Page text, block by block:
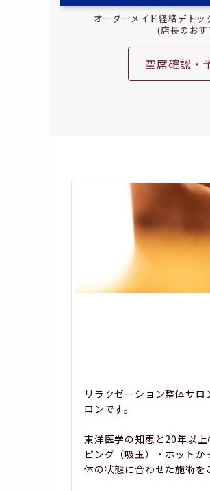
オーダーメイド経絡デト
(店長のおす
空席確認・
リラクゼーション整体サ
ロンです。
東洋医学の知恵と20年以
ピング（吸玉）・ホット
体の状態に合わせた施術を